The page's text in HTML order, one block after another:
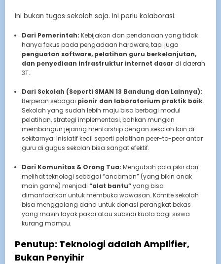
Ini bukan tugas sekolah saja. Ini perlu kolaborasi.
Dari Pemerintah: Kebijakan dan pendanaan yang tidak
hanya fokus pada pengadaan hardware, tapi juga
penguatan software, pelatihan guru berkelanjutan,
dan penyediaan infrastruktur internet dasar di daerah
3T.
Dari Sekolah (Seperti SMAN 13 Bandung dan Lainnya):
Berperan sebagai pionir dan laboratorium praktik baik.
Sekolah yang sudah lebih maju bisa berbagi modul
pelatihan, strategi implementasi, bahkan mungkin
membangun jejaring mentorship dengan sekolah lain di
sekitarnya. Inisiatif kecil seperti pelatihan peer-to-peer antar
guru di gugus sekolah bisa sangat efektif.
Dari Komunitas & Orang Tua: Mengubah pola pikir dari
melihat teknologi sebagai “ancaman” (yang bikin anak
main game) menjadi “alat bantu”yang bisa
dimanfaatkan untuk membuka wawasan. Komite sekolah
bisa menggalang dana untuk donasi perangkat bekas
yang masih layak pakai atau subsidi kuota bagi siswa
kurang mampu.
Penutup: Teknologi adalah Amplifier,
Bukan Penyihir